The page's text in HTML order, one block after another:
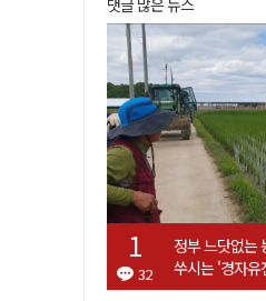
댓글 많은 뉴스
32
정부 느닷없는
쑤시는 '경자유